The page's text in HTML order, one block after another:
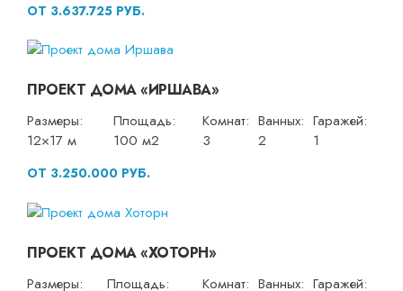
ОТ 3.637.725 РУБ.
ПРОЕКТ ДОМА «ИРШАВА»
Размеры:
12×17 м
Площадь:
100 м2
Комнат:
3
Ванных:
2
Гаражей:
1
ОТ 3.250.000 РУБ.
ПРОЕКТ ДОМА «ХОТОРН»
Размеры:
Площадь:
Комнат: Ванных: Гаражей: